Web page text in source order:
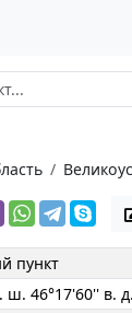
пункт
ш. 46°17'60'' в. д.